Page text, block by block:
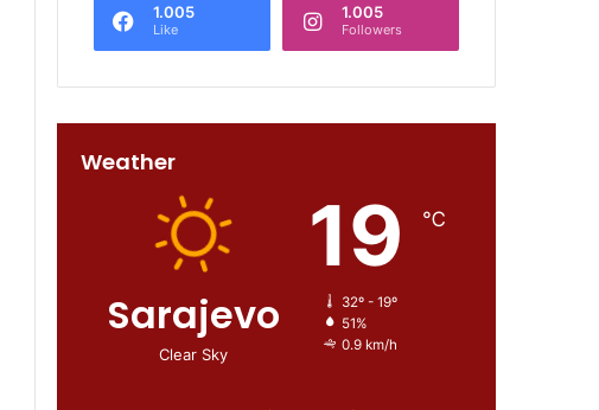
1.005
Like
1.005
Followers
Weather
Sarajevo
Clear Sky
19 ℃
32º - 19º
51%
0.9 km/h